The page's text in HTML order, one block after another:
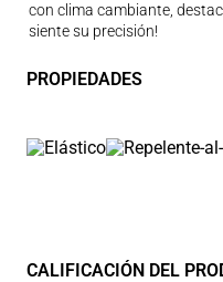
con clima cambiante,
siente su precisión!
PROPIEDADES
CALIFICACIÓN DEL